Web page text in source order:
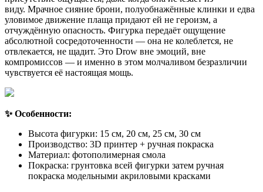
виду. Мрачное сияние брони, полуобнажённые клинки и едва
уловимое движение плаща придают ей не героизм, а
отчуждённую опасность. Фигурка передаёт ощущение
абсолютной сосредоточенности — она не колеблется, не
отвлекается, не щадит. Это Drow вне эмоций, вне
компромиссов — и именно в этом молчаливом безразличии
чувствуется её настоящая мощь.
✨ Особенности:
Высота фигурки: 15 см, 20 см, 25 см, 30 см
Производство: 3D принтер + ручная покраска
Материал: фотополимерная смола
Покраска: грунтовка всей фигурки затем ручная
покраска модельными акриловыми красками